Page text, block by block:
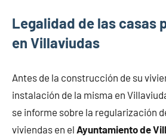
Legalidad de las casas
en Villaviudas
Antes de la construcción de su
instalación de la misma en
se informe sobre la regularización
viviendas en el Ayuntamiento de